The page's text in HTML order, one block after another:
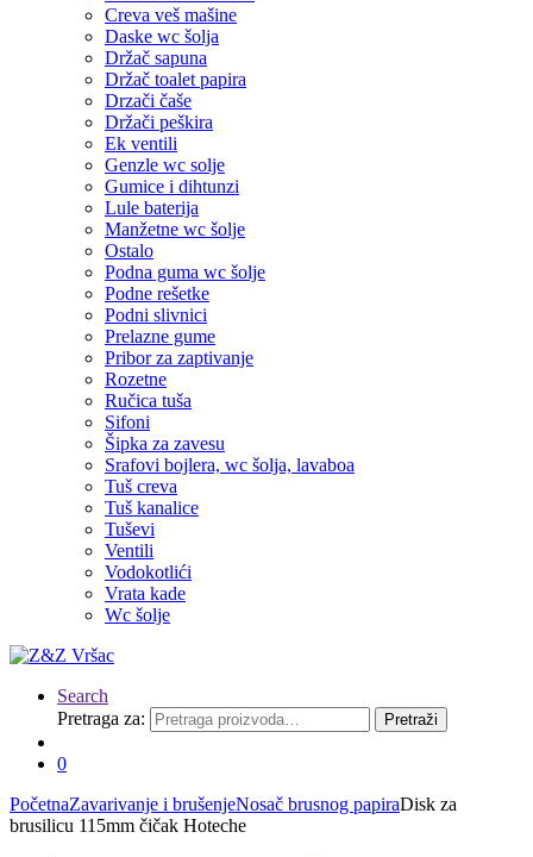
Creva veš mašine
Daske wc šolja
Držač sapuna
Držač toalet papira
Drzači čaše
Držači peškira
Ek ventili
Genzle wc solje
Gumice i dihtunzi
Lule baterija
Manžetne wc šolje
Ostalo
Podna guma wc šolje
Podne rešetke
Podni slivnici
Prelazne gume
Pribor za zaptivanje
Rozetne
Ručica tuša
Sifoni
Šipka za zavesu
Srafovi bojlera, wc šolja, lavaboa
Tuš creva
Tuš kanalice
Tuševi
Ventili
Vodokotlići
Vrata kade
Wc šolje
Search
Pretraga za:
Pretraži
0
PočetnaZavarivanje i brušenjeNosač brusnog papiraDisk za
brusilicu 115mm čičak Hoteche